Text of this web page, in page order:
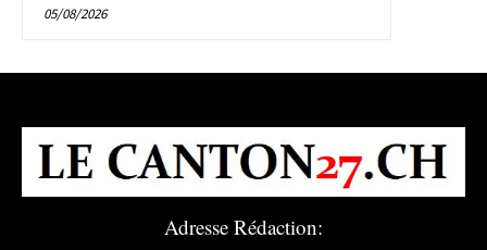
05/08/2026
Adresse Rédaction: